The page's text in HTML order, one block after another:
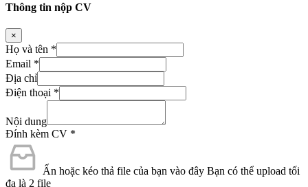
Thông tin nộp CV
×
Họ và tên *
Email *
Địa chỉ
Điện thoại *
Nội dung
Đính kèm CV *
Ấn hoặc kéo thả file của bạn vào đây Bạn có thể upload tối
đa là 2 file